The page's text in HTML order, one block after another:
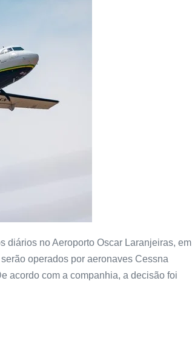
diários no Aeroporto Oscar Laranjeiras, em
operados por aeronaves Cessna
acordo com a companhia, a decisão foi